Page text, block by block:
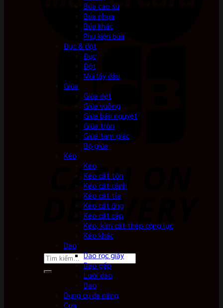
Tìm
Búa cao su
Búa nhựa
Búa khác
Phụ kiện búa
Đục & đột
Đục
Đột
Mũi lấy dấu
Giũa
Giũa dẹt
Giũa vuông
Giũa bán nguyệt
Giũa tròn
Giũa tam giác
Bộ giũa
Kéo
Kéo
Kéo cắt tôn
Kéo cắt cành
Kéo cắt tỉa
Kéo cắt ống
Kéo cắt cáp
Kéo, kìm cắt thép cộng lực
Kéo khác
Dao
Dao rọc giấy
Dao gấp
Lưỡi dao
Dao
Dụng cụ đa năng
Cưa